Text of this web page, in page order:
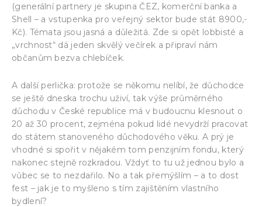
(generální partnery je skupina ČEZ, komerční banka a
Shell – a vstupenka pro veřejný sektor bude stát 8900,-
Kč). Témata jsou jasná a důležitá. Zde si opět lobbisté a
„vrchnost“ dá jeden skvělý večírek a připraví nám
občanům bezva chlebíček.
A další perlička: protože se někomu nelíbí, že důchodce
se ještě dneska trochu uživí, tak výše průměrného
důchodu v České republice má v budoucnu klesnout o
20 až 30 procent, zejména pokud lidé nevydrží pracovat
do státem stanoveného důchodového věku. A prý je
vhodné si spořit v nějakém tom penzijním fondu, který
nakonec stejně rozkradou. Vždyť to tu už jednou bylo a
vůbec se to nezdařilo. No a tak přemýšlím – a to dost
fest – jak je to myšleno s tím zajištěním vlastního
bydlení?